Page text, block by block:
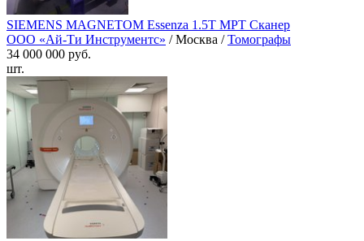
SIEMENS MAGNETOM Essenza 1.5T МРТ Сканер
ООО «Ай-Ти Инструментс» / Москва /Томографы
34 000 000 руб.
шт.